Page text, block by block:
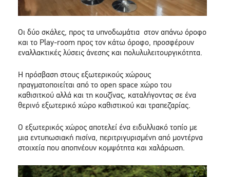
Οι δύο σκάλες, προς τα υπνοδωμάτια στον απάνω όροφο
και το Play-room προς τον κάτω όροφο, προσφέρουν
εναλλακτικές λύσεις άνεσης και πολυλυλειτουργικότητα.
Η πρόσβαση στους εξωτερικούς χώρους
πραγματοποιείται από το open space χώρο του
καθισιτκού αλλά και τη κουζίνας, καταλήγοντας σε ένα
θερινό εξωτερικό χώρο καθιστικού και τραπεζαρίας.
Ο εξωτερικός χώρος αποτελεί ένα ειδυλλιακό τοπίο με
μια εντυπωσιακή πισίνα, περιτριγυρισμένη από μοντέρνα
στοιχεία που αποπνέουν κομψότητα και χαλάρωση.